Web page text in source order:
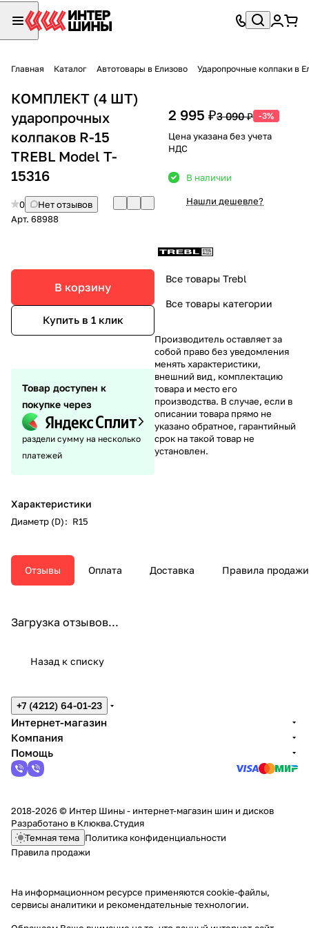
Главная Каталог Автотовары в Елизово Ударопрочные колпаки в
КОМПЛЕКТ (4 ШТ)
ударопрочных
колпаков R-15
TREBL Model T-
15316
0
Нет отзывов
Арт. 68988
В корзину
Купить в 1 клик
Товар доступен к
покупке через
раздели сумму на несколько
платежей
Характеристики
Диаметр (D): R15
2 995 ₽3 090 ₽ -3%
Цена указана без учета
НДС
В наличии
Нашли дешевле?
Все товары Trebl
Все товары категории
Производитель оставляет за
собой право без уведомления
менять характеристики,
внешний вид, комплектацию
товара и место его
производства. В случае, если в
описании товара прямо не
указано обратное, гарантийный
срок на такой товар не
установлен.
Отзывы Оплата Доставка Правила продажи
Загрузка отзывов...
Назад к списку
+7 (4212) 64-01-23
Интернет-магазин
Компания
Помощь
2018-2026 © Интер Шины - интернет-магазин шин и дисков
Разработано в Клюква.Студия
Темная тема Политика конфиденциальности
Правила продажи
На информационном ресурсе применяютсяcookie-файлы,
сервисы аналитики и рекомендательные технологии.